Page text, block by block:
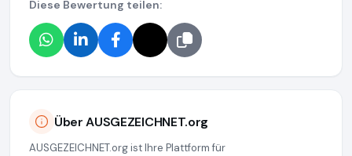
Diese Bewertung teilen:
Über AUSGEZEICHNET.org
AUSGEZEICHNET.org ist Ihre Plattform für